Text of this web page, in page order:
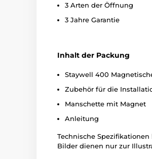
3 Arten der Öffnung
3 Jahre Garantie
Inhalt der Packung
Staywell 400
Zubehör für die
Manschette mit Magnet
Anleitung
Technische
Bilder dienen nur zur